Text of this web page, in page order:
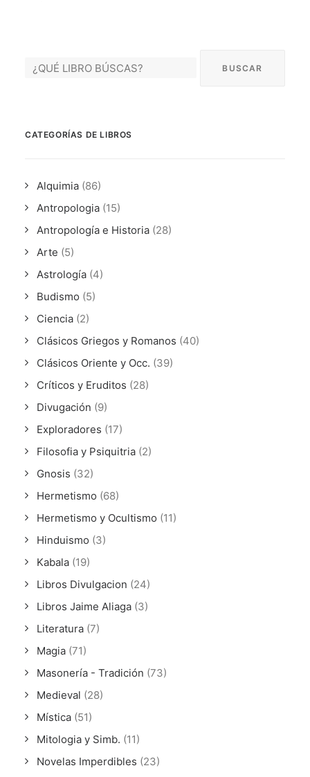
CATEGORÍAS DE LIBROS
Alquimia (86)
Antropologia (15)
Antropología e Historia (28)
Arte (5)
Astrología (4)
Budismo (5)
Ciencia (2)
Clásicos Griegos y Romanos (40)
Clásicos Oriente y Occ. (39)
Críticos y Eruditos (28)
Divugación (9)
Exploradores (17)
Filosofia y Psiquitria (2)
Gnosis (32)
Hermetismo (68)
Hermetismo y Ocultismo (11)
Hinduismo (3)
Kabala (19)
Libros Divulgacion (24)
Libros Jaime Aliaga (3)
Literatura (7)
Magia (71)
Masonería - Tradición (73)
Medieval (28)
Mística (51)
Mitologia y Simb. (11)
Novelas Imperdibles (23)